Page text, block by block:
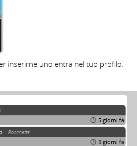
inserirne uno entra nel tuo profilo.
5 giorni fa
Rocchette
5 giorni fa